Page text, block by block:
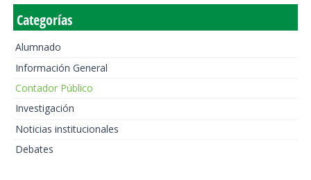
Categorías
Alumnado
Información General
Contador Público
Investigación
Noticias institucionales
Debates